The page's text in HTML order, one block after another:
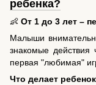
ребенка?
👶 От 1 до 3 лет –
Малыши
знакомые действия
первая "любимая"
Что делает ребенок